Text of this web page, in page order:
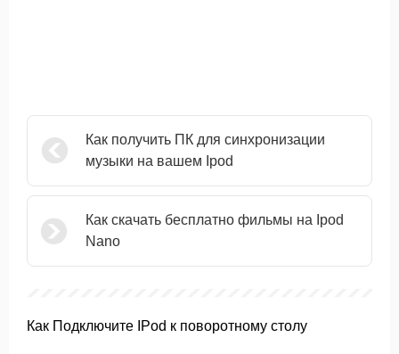
Как получить ПК для синхронизации
музыки на вашем Ipod
Как скачать бесплатно фильмы на Ipod
Nano
Как Подключите IPod к поворотному столу